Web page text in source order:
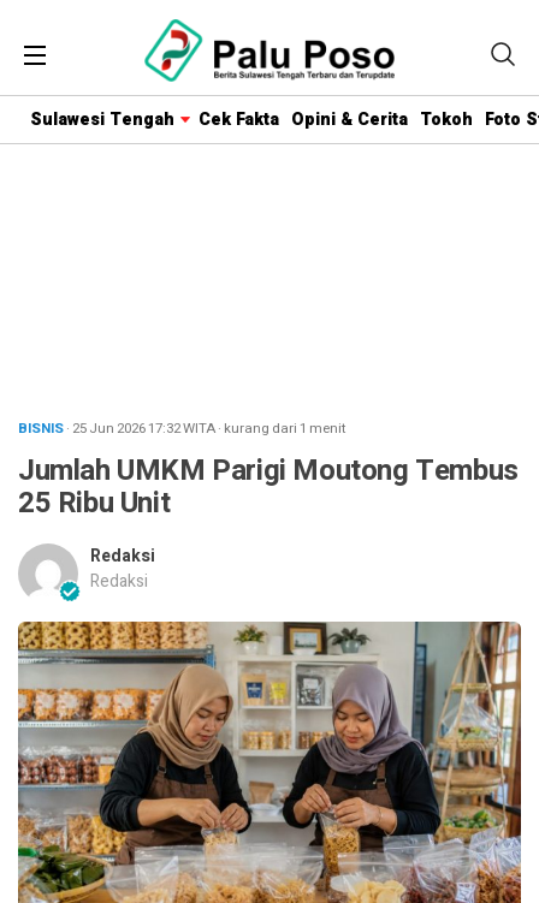
Sulawesi Tengah Cek Fakta Opini & Cerita Tokoh Foto
BISNIS· 25 Jun 202617:32WITA· kurang dari 1 menit
Jumlah UMKM Parigi Moutong Tembus
25 Ribu Unit
Redaksi
Redaksi